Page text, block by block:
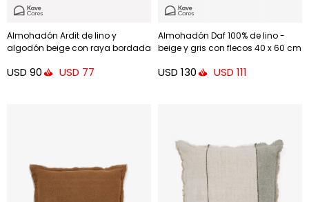
Almohadón Ardit de lino y
algodón beige con raya bordada
USD 90 USD 77
Almohadón Daf 100% de lino -
beige y gris con flecos 40 x 60 cm
USD 130 USD 111